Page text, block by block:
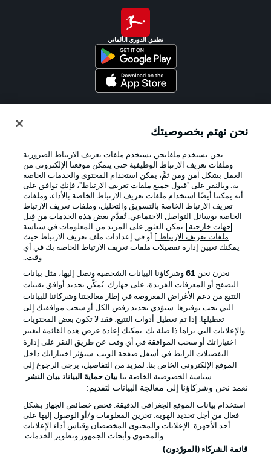
تطبيق الدوري الألماني
الإعلانات الإخطارات القانونية
شروط الاستخدام الوظائف
جهة النشر تواصل معنا
اللاعبون
© 2026 Bundesliga-Gruppe GmbH
نحن نهتم بخصوصيتك
نحن نستخدم ملفانحن نستخدم ملفات تعريف الارتباط الضرورية
وملفات تعريف الارتباط الوظيفية حتى يتمكن موقعنا الإلكتروني من
العمل بشكل آمن ومن ثمَّ، يمكن استخدام المحتوى والخدمات الخاصة
به. وبالنقر على "قبول جميع ملفات تعريف الارتباط"، فإنك توافق على
أنه يمكننا أيضًا استخدام ملفات تعريف الارتباط الخاصة بالأداء، وملفات
تعريف الارتباط الخاصة بالتسويق والتحليل، وملفات تعريف الارتباط
الخاصة بوسائل التواصل الاجتماعي. تُقدَّم بعض هذه الخدمات من قِبل
جهات خارجية . يمكن العثور على المزيد من المعلومات في سياسة
ملفات تعريف الارتباط
] أو في إعدادات ملف تعريف الارتباط حيث
يمكنك تعيين إدارة تفضيلات ملفات تعريف الارتباط الخاصة بك في أي
وقت..
نخزن نحن 61وشركاؤنا البيانات الشخصية ونصل إليها، مثل بيانات
التصفح أو المعرفات الفريدة، على جهازك. يُمكّن تحديد أوافق تقنيات
التتبع من دعم الأغراض المعروضة في إطار معالجتنا وشركائنا للبيانات
التي يجب توفيرها. سيؤدي تحديد رفض الكل أو سحب موافقتك إلى
تعطيلها. إذا تم تعطيل أدوات التتبع، فقد لا تكون بعض المحتويات
والإعلانات التي تراها ذا صلة بك. يمكنك إعادة عرض هذه القائمة لتغيير
اختياراتك أو سحب الموافقة في أي وقت عن طريق النقر على إدارة
التفضيلات الرابط في أسفل صفحة الويب. ستؤثر اختياراتك داخل
الموقع الإلكتروني الخاص بنا. لمزيد من التفاصيل، يرجى الرجوع إلى
سياسة الخصوصية الخاصة بنا.بيان حماية البيانات بيان النشر
نعمد نحن وشركاؤنا إلى معالجة البيانات لتقديم:
استخدام بيانات الموقع الجغرافي الدقيقة. فحص خصائص الجهاز بشكل
فعال من أجل تحديد الهوية. تخزين المعلومات و/أو الوصول إليها على
أحد الأجهزة. الإعلانات والمحتوى المخصصان وقياس أداء الإعلانات
والمحتوى وأبحاث الجمهور وتطوير الخدمات.
قائمة الشركاء (المورّدون)